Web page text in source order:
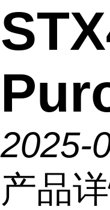
2025-
产品